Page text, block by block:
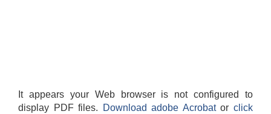
It appears your Web browser is not configured to
display PDF files.
Download adobe Acrobatorclick